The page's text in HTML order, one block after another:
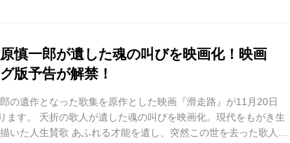
慎一郎が遺した魂の叫びを映画化！映画
版予告が解禁！
の遺作となった歌集を原作とした映画『滑走路』が11月20日
ます。 夭折の歌人が遺した魂の叫びを映画化。現代をもがき生
いた人生賛歌 あふれる才能を遺し、突然この世を去った歌人・